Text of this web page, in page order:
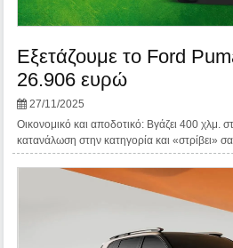
Εξετάζουμε το Ford
26.906 ευρώ
27/11/2025
Οικονομικό και αποδοτικό: Βγάζει 400 χλμ.
κατανάλωση στην κατηγορία και «στρίβει»